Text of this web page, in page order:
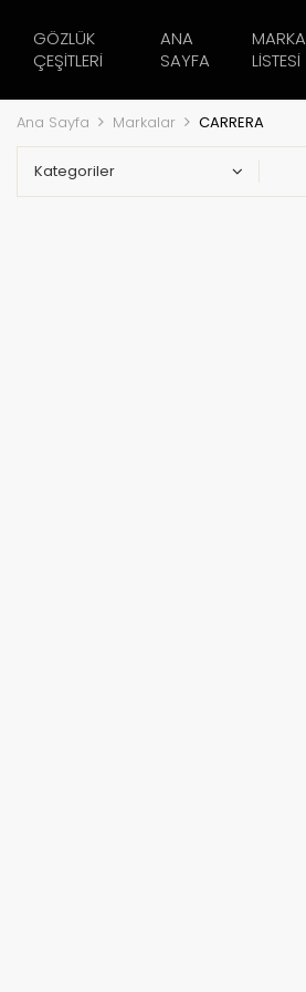
GÖZLÜK
ÇEŞITLERI
ANA
SAYFA
MARKA
LISTESI
Ana Sayfa Markalar CARRERA
Kategoriler